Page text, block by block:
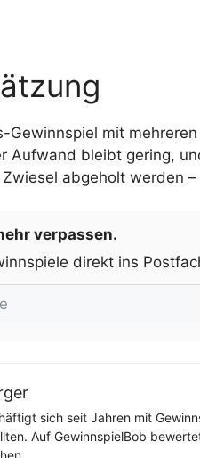
Gewinnspiel mit
Aufwand bleibt gering,
abgeholt werden
verpassen.
direkt ins
sich seit Jahren mit
Auf GewinnspielBob